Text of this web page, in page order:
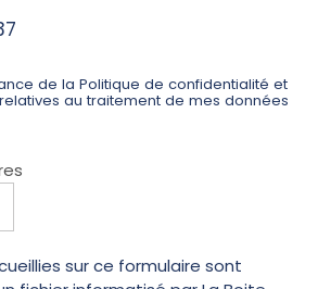
de la Politique de confidentialité et
au traitement de mes données
sur ce formulaire sont